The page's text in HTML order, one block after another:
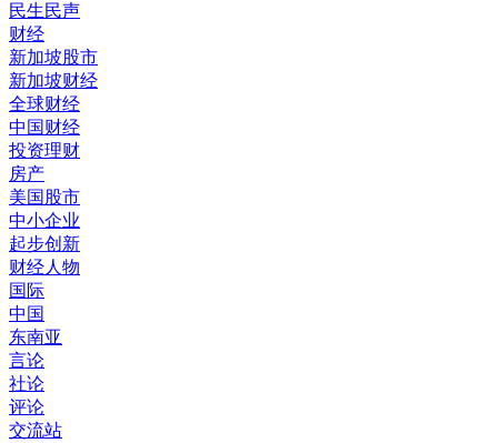
民生民声
财经
新加坡股市
新加坡财经
全球财经
中国财经
投资理财
房产
美国股市
中小企业
起步创新
财经人物
国际
中国
东南亚
言论
社论
评论
交流站